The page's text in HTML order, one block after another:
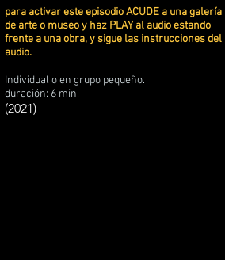
para activar este episodio ACUDE a una galería
de arte o museo y haz PLAY al audio estando
frente a una obra, y sigue las instrucciones del
audio.
Individual o en grupo pequeño.
duración: 6 min.
(2021)